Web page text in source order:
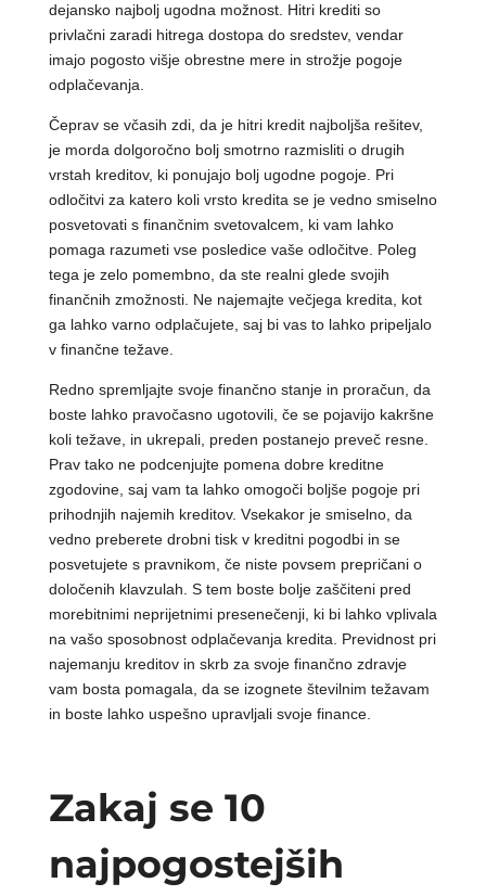
dejansko najbolj ugodna možnost. Hitri krediti so
privlačni zaradi hitrega dostopa do sredstev, vendar
imajo pogosto višje obrestne mere in strožje pogoje
odplačevanja.
Čeprav se včasih zdi, da je hitri kredit najboljša rešitev,
je morda dolgoročno bolj smotrno razmisliti o drugih
vrstah kreditov, ki ponujajo bolj ugodne pogoje. Pri
odločitvi za katero koli vrsto kredita se je vedno smiselno
posvetovati s finančnim svetovalcem, ki vam lahko
pomaga razumeti vse posledice vaše odločitve. Poleg
tega je zelo pomembno, da ste realni glede svojih
finančnih zmožnosti. Ne najemajte večjega kredita, kot
ga lahko varno odplačujete, saj bi vas to lahko pripeljalo
v finančne težave.
Redno spremljajte svoje finančno stanje in proračun, da
boste lahko pravočasno ugotovili, če se pojavijo kakršne
koli težave, in ukrepali, preden postanejo preveč resne.
Prav tako ne podcenjujte pomena dobre kreditne
zgodovine, saj vam ta lahko omogoči boljše pogoje pri
prihodnjih najemih kreditov. Vsekakor je smiselno, da
vedno preberete drobni tisk v kreditni pogodbi in se
posvetujete s pravnikom, če niste povsem prepričani o
določenih klavzulah. S tem boste bolje zaščiteni pred
morebitnimi neprijetnimi presenečenji, ki bi lahko vplivala
na vašo sposobnost odplačevanja kredita. Previdnost pri
najemanju kreditov in skrb za svoje finančno zdravje
vam bosta pomagala, da se izognete številnim težavam
in boste lahko uspešno upravljali svoje finance.
Zakaj se 10
najpogostejših